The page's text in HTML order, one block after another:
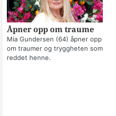
Åpner opp om traume
Mia Gundersen (64) åpner opp
om traumer og tryggheten som
reddet henne.